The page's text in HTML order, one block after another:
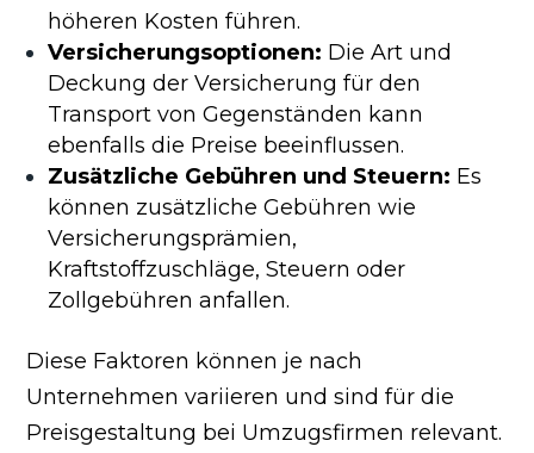
höheren Kosten führen.
Versicherungsoptionen: Die Art und
Deckung der Versicherung für den
Transport von Gegenständen kann
ebenfalls die Preise beeinflussen.
Zusätzliche Gebühren und Steuern: Es
können zusätzliche Gebühren wie
Versicherungsprämien,
Kraftstoffzuschläge, Steuern oder
Zollgebühren anfallen.
Diese Faktoren können je nach
Unternehmen variieren und sind für die
Preisgestaltung bei Umzugsfirmen relevant.